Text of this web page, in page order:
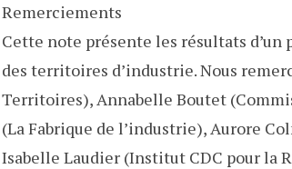
Remerciements
Cette note présente les résultats d’un
des territoires d’industrie. Nous
Territoires), Annabelle Boutet
(La Fabrique de l’industrie), Aurore
Isabelle Laudier (Institut CDC pour la